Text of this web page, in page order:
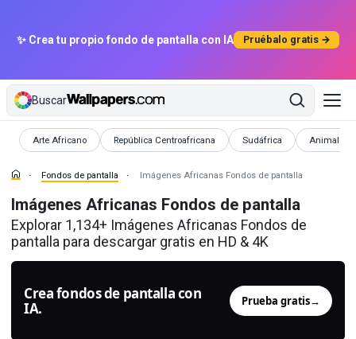
✨ Crea tu propio fondo de pantalla con IA Pruébalo gratis →
Buscar
Arte Africano
Fondos de pantalla República Centroafricana
Fondos de pantalla Sudáfrica
Fondos de pantallaAnimales
Fondos de
Fondos de pantalla Imágenes Africanas Fondos de pantalla
Imágenes Africanas Fondos de pantalla
Explorar 1,134+ Imágenes Africanas Fondos de
pantalla para descargar gratis en HD & 4K
Crea fondos de pantalla con
IA.
Prueba gratis→